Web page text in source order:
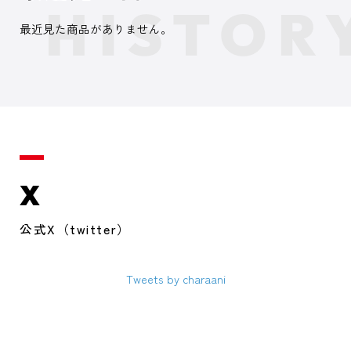
最近見た商品がありません。
X
公式X（twitter）
Tweets by charaani